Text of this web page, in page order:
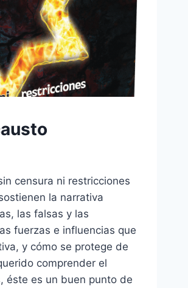
censura ni restricciones
la narrativa
las falsas y las
fuerzas e influencias que
y cómo se protege de
comprender el
éste es un buen punto de